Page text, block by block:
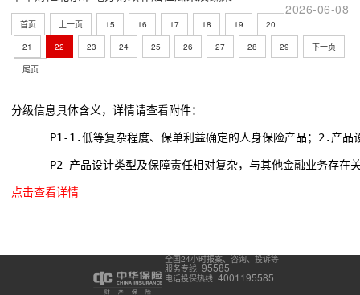
2026-06-08
首页 上一页 15 16 17 18 19
20
21
22 23 24 25 26 27 28 29
下一页
尾页
分级信息具体含义，详情请查看附件：
P1-1.低等复杂程度、保单利益确定的人身保险产品；2.产品
P2-产品设计类型及保障责任相对复杂，与其他金融业务存在
点击查看详情
全国24小时报案、咨询、投诉等
服务专线 95585
电话投保热线 4001195585